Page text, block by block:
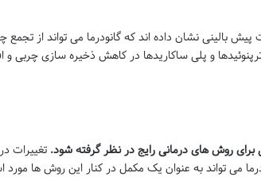
بالینی نشان داده اند که گانودرما می تواند از تجمع
و پلی ساکاریدها در کاهش ذخیره سازی چربی و
برای روش های درمانی رایج در نظر گرفته شود. تغییرات
می تواند به عنوان یک مکمل در کنار این روش ها مورد